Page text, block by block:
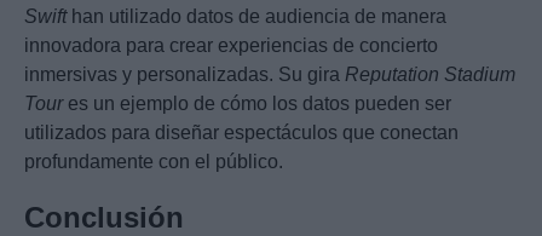
Swifthan utilizado datos de audiencia de manera
innovadora para crear experiencias de concierto
inmersivas y personalizadas. Su gira Reputation Stadium
Toures un ejemplo de cómo los datos pueden ser
utilizados para diseñar espectáculos que conectan
profundamente con el público.
Conclusión